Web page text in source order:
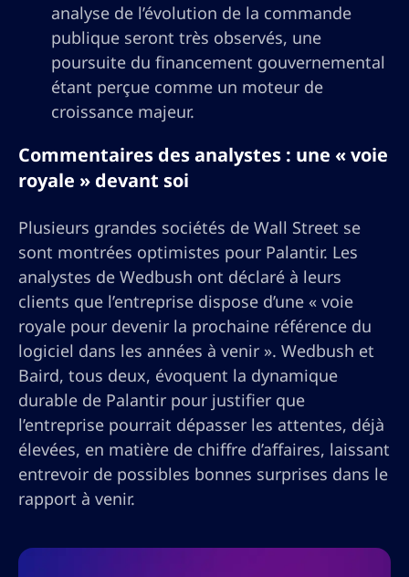
analyse de l’évolution de la commande
publique seront très observés, une
poursuite du financement gouvernemental
étant perçue comme un moteur de
croissance majeur.
Commentaires des analystes : une « voie
royale » devant soi
Plusieurs grandes sociétés de Wall Street se
sont montrées optimistes pour Palantir. Les
analystes de Wedbush ont déclaré à leurs
clients que l’entreprise dispose d’une « voie
royale pour devenir la prochaine référence du
logiciel dans les années à venir ». Wedbush et
Baird, tous deux, évoquent la dynamique
durable de Palantir pour justifier que
l’entreprise pourrait dépasser les attentes, déjà
élevées, en matière de chiffre d’affaires, laissant
entrevoir de possibles bonnes surprises dans le
rapport à venir.